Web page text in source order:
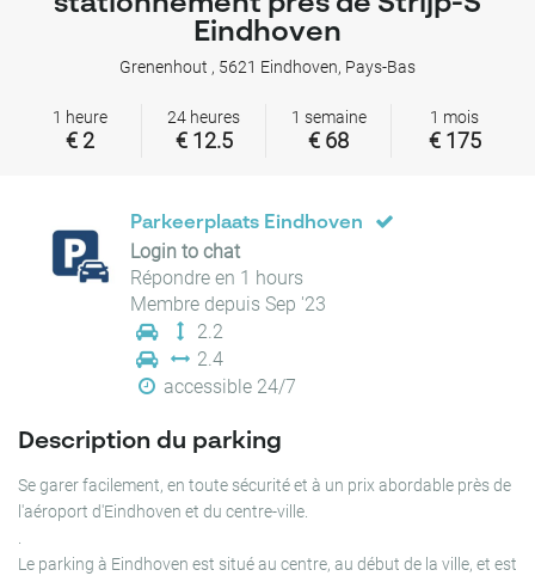
Eindhoven
Grenenhout , 5621 Eindhoven, Pays-Bas
1 heure
€ 2
24 heures
€ 12.5
1 semaine
€ 68
1 mois
€ 175
Parkeerplaats Eindhoven
Login to chat
Répondre en 1 hours
Membre depuis Sep '23
2.2
2.4
accessible 24/7
Description du parking
Se garer facilement, en toute sécurité et à un prix abordable près de
l'aéroport d'Eindhoven et du centre-ville.
Le parking à Eindhoven est situé au centre, au début de la ville, et est